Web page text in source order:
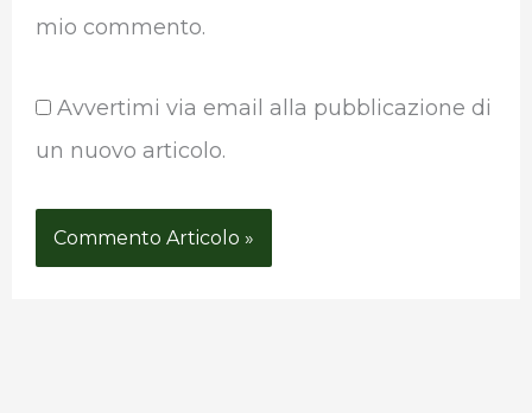
mio commento.
Avvertimi via email alla pubblicazione di
un nuovo articolo.